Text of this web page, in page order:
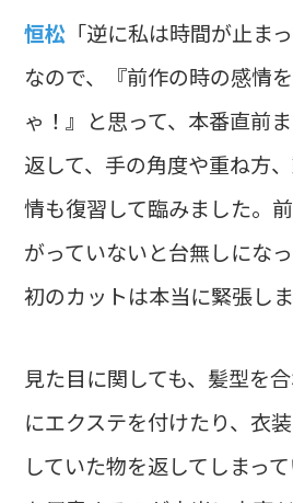
恒松 「逆に私は時間が止ま
なので、『前作の時の感情
ゃ！』と思って、本番直前
返して、手の角度や重ね方
情も復習して臨みました。
がっていないと台無しにな
初のカットは本当に緊張しま
見た目に関しても、髪型を
にエクステを付けたり、衣
していた物を返してしまっ